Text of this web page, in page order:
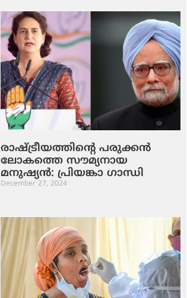
രാഷ്ട്രീയത്തിൻ്റെ പരുക്കൻ
ലോകത്തെ സൗമ്യനായ
മനുഷ്യൻ: പ്രിയങ്കാ ഗാന്ധി
December 27, 2024